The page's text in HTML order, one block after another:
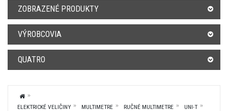
ZOBRAZENÉ PRODUKTY
VÝROBCOVIA
QUATRO
ELEKTRICKÉ VELIČINY MULTIMETRE RUČNÉ MULTIMETRE
UNI-T